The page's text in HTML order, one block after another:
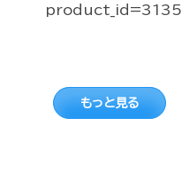
もっと見る